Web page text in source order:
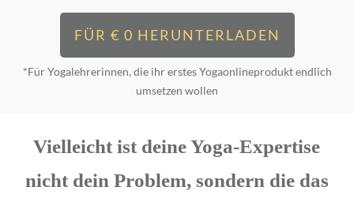
FÜR € 0 HERUNTERLADEN
*Für Yogalehrerinnen, die ihr erstes Yogaonlineprodukt endlich
umsetzen wollen
Vielleicht ist deine Yoga-Expertise
nicht dein Problem, sondern die das